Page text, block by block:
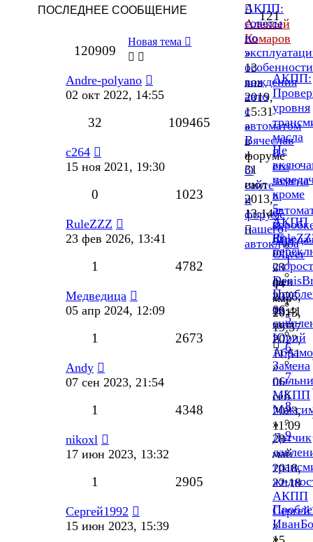
Алексей
Комаров
»
13
янв
2019,
15:31
»
в
форуме
О
сайте
и
форуме
нашего
автоклуба
ПОСЛЕДНЕЕ СООБЩЕНИЕ
АКПП:
советы
по
особенности
вождения
авто
с
автоматом
Вячеслав
»
31
июл
2013,
13:14
1
…
5
6
7
8
9
121
120909
Andre-polyano
02 окт 2022, 14:55
АКПП:
уровня
масла
и
его
замена
в
Oliver
»
04
мар
2013,
19:57
32 109465
c264
15 ноя 2021, 19:30
Не
кроме
5-
й.
»
23
фев
2026,
13:41
0 1023
RuleZZZ
23 фев 2026, 13:41
АКПП
не
»
06
июл
2022,
11:51
1 4782
Медведица
05 апр 2024, 12:09
со
Юрий
»
06
сен
2023,
11:09
1 2673
Andy
07 сен 2023, 21:54
Замена
МКПП
»
28
май
2018,
22:18
1 4348
nikoxl
17 июн 2023, 13:32
Датчик
АКПП
»
1 2905
Сергей1992
15 июн 2023, 15:39
»
Новая тема